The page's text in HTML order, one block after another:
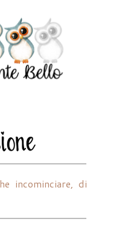
incominciare, di